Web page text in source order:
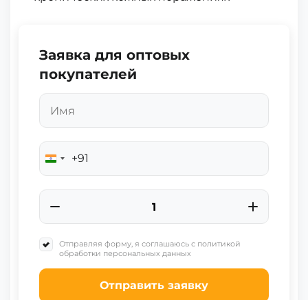
Заявка для оптовых
покупателей
India
+91
+91
Отправляя форму, я соглашаюсь с политикой
обработки персональных данных
Отправить заявку